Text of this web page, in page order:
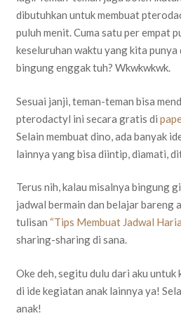
dibutuhkan untuk membuat
puluh menit. Cuma satu per empat
keseluruhan waktu yang kita punya
bingung enggak tuh? Wkwkwkwk.
Sesuai janji, teman-teman bisa
pterodactyl ini secara gratis di
Selain membuat dino, ada banyak
lainnya yang bisa diintip, diamati,
Terus nih, kalau misalnya bingung
jadwal bermain dan belajar bareng
tulisan “Tips Membuat Jadwal
sharing-sharing di sana.
Oke deh, segitu dulu dari aku
di ide kegiatan anak lainnya ya!
anak!